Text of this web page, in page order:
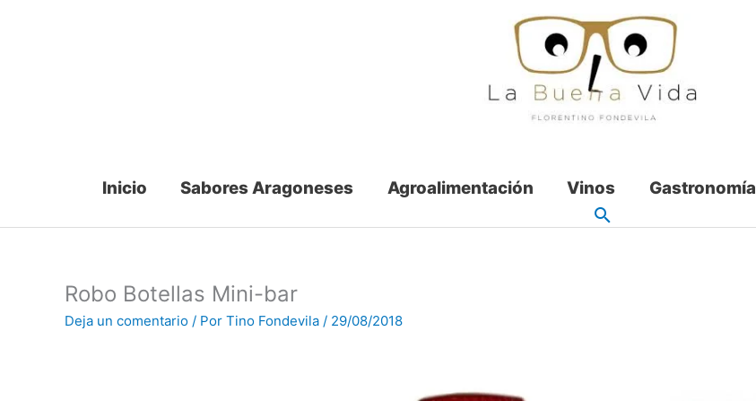
Inicio Sabores Aragoneses Agroalimentación Vinos Gastronomía
Robo Botellas Mini-bar
Deja un comentario / Por Tino Fondevila / 29/08/2018